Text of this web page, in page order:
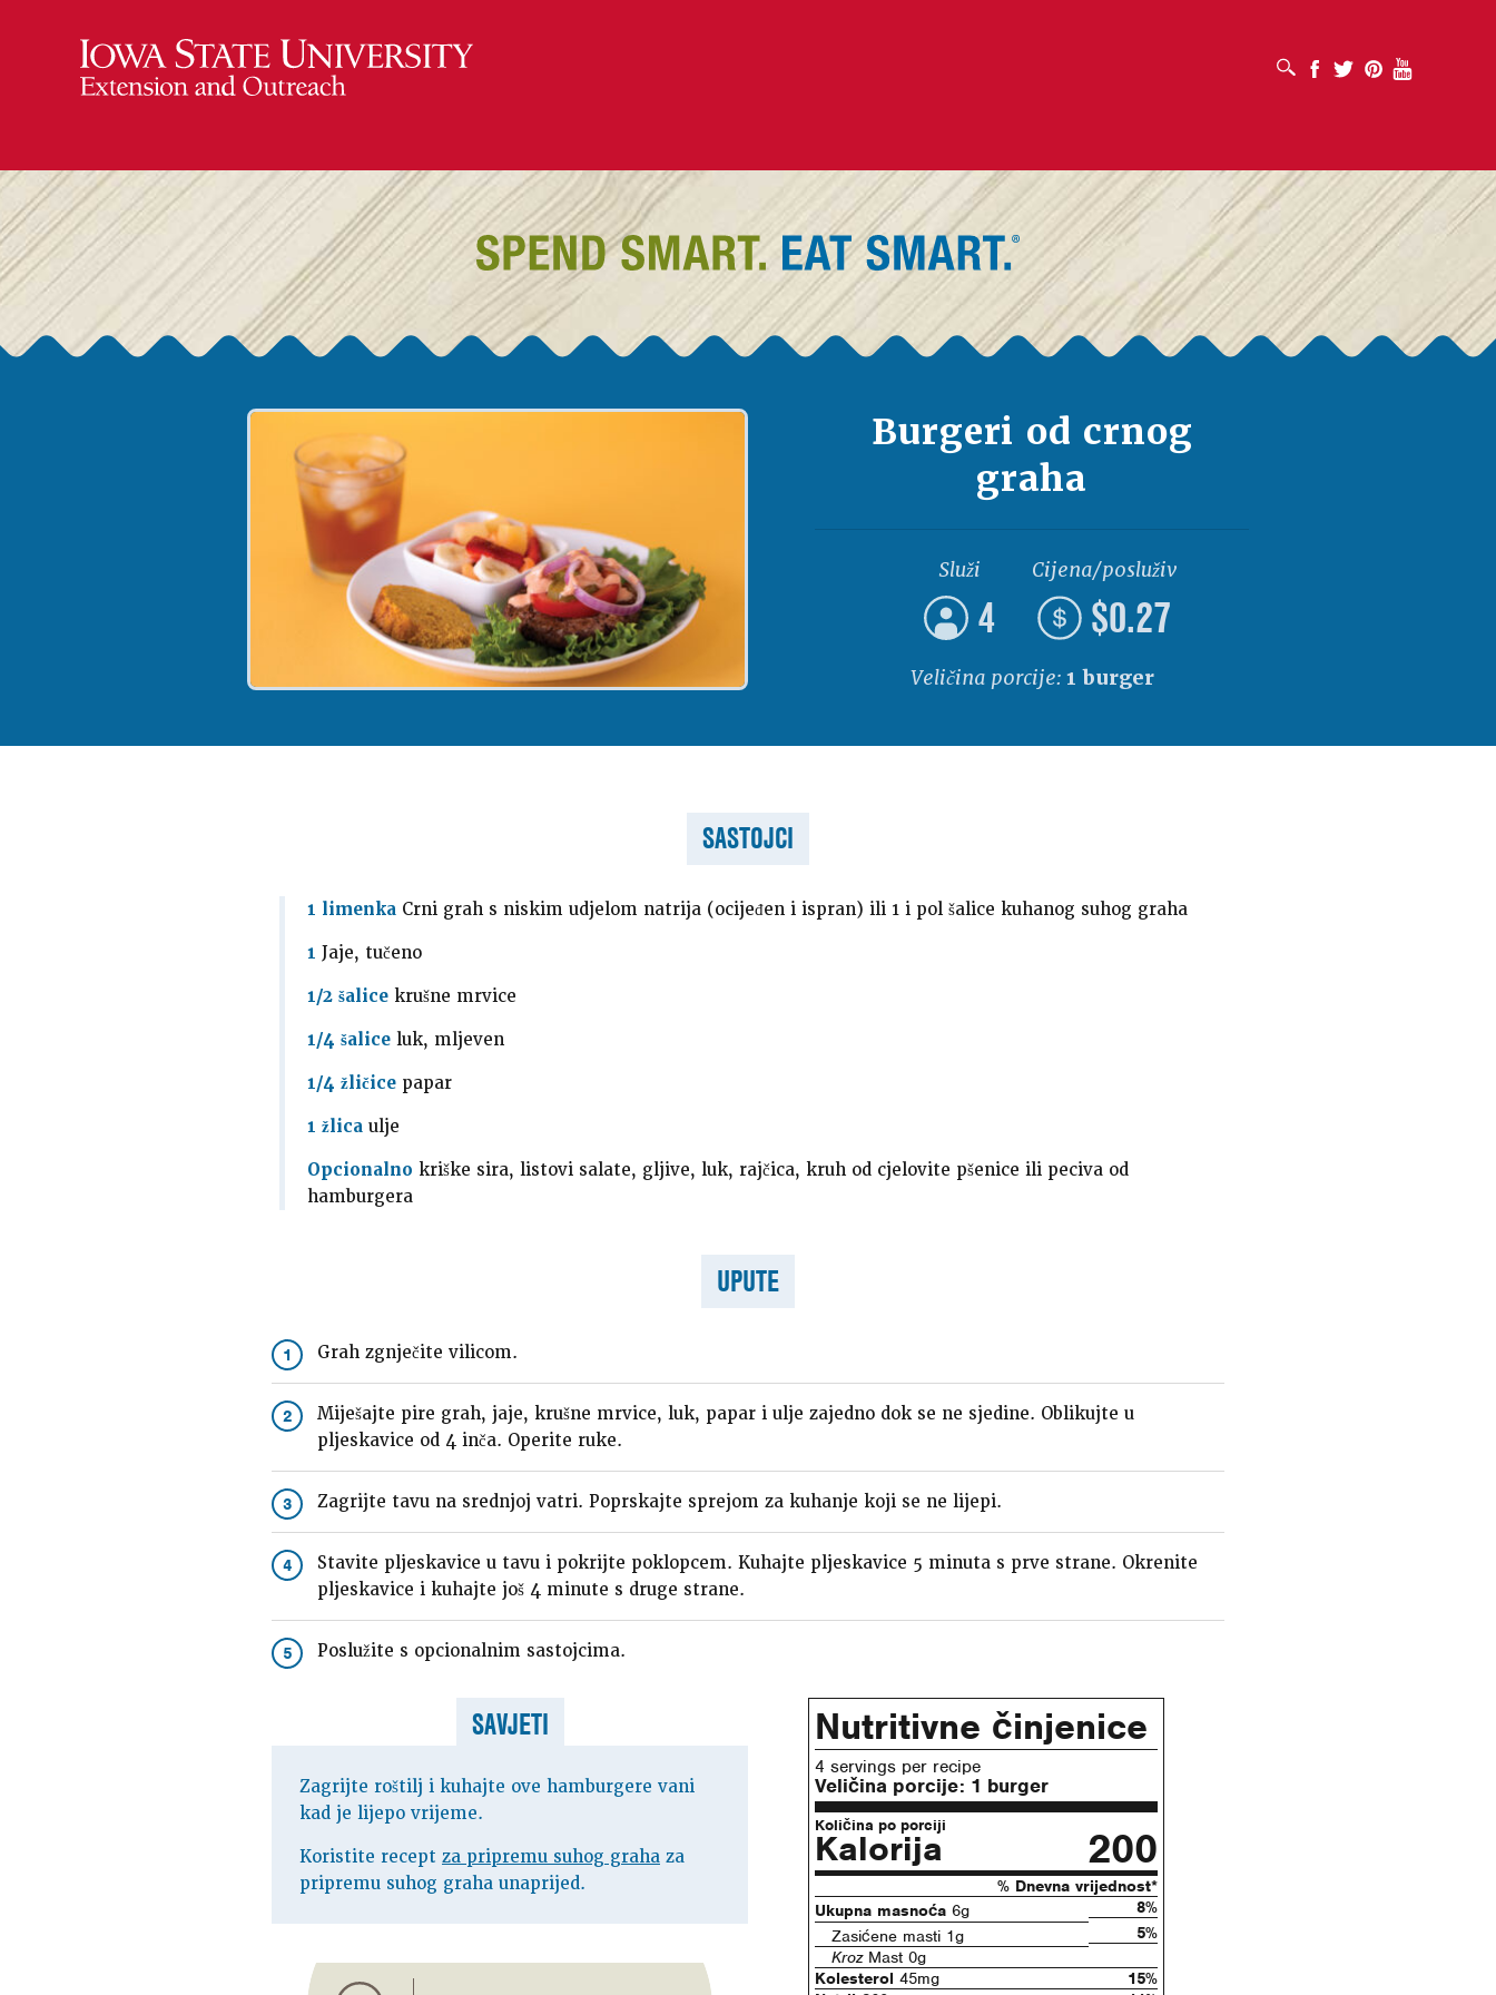
OTVORI OKVIR ZA PRETRAŽIVANJE
Facebook
Twitter PinterestYoutube
Burgeri od crnog
graha
Služi
4
Cijena/posluživanje
$0.27
Veličina porcije: 1 burger
SASTOJCI
1 limenka Crni grah s niskim udjelom natrija (ocijeđen i ispran) ili 1 i pol šalice kuhanog suhog graha
1 Jaje, tučeno
1/2 šalice krušne mrvice
1/4 šalice luk, mljeven
1/4 žličice papar
1 žlica ulje
Opcionalno kriške sira, listovi salate, gljive, luk, rajčica, kruh od cjelovite pšenice ili peciva od
hamburgera
UPUTE
1 Grah zgnječite vilicom.
2
Miješajte pire grah, jaje, krušne mrvice, luk, papar i ulje zajedno dok se ne sjedine. Oblikujte u
pljeskavice od 4 inča. Operite ruke.
3 Zagrijte tavu na srednjoj vatri. Poprskajte sprejom za kuhanje koji se ne lijepi.
4
Stavite pljeskavice u tavu i pokrijte poklopcem. Kuhajte pljeskavice 5 minuta s prve strane. Okrenite
pljeskavice i kuhajte još 4 minute s druge strane.
5 Poslužite s opcionalnim sastojcima.
SAVJETI
Zagrijte roštilj i kuhajte ove hamburgere vani
kad je lijepo vrijeme.
Koristite recept za pripremu suhog graha za
pripremu suhog graha unaprijed.
Nutritivne činjenice
4 servings per recipe
Veličina porcije: 1 burger
Količina po porciji
Kalorija 200
% Dnevna vrijednost*
Ukupna masnoća 6g
8%
Zasićene masti 1g
5%
KrozMast 0g
Kolesterol 45mg
15%